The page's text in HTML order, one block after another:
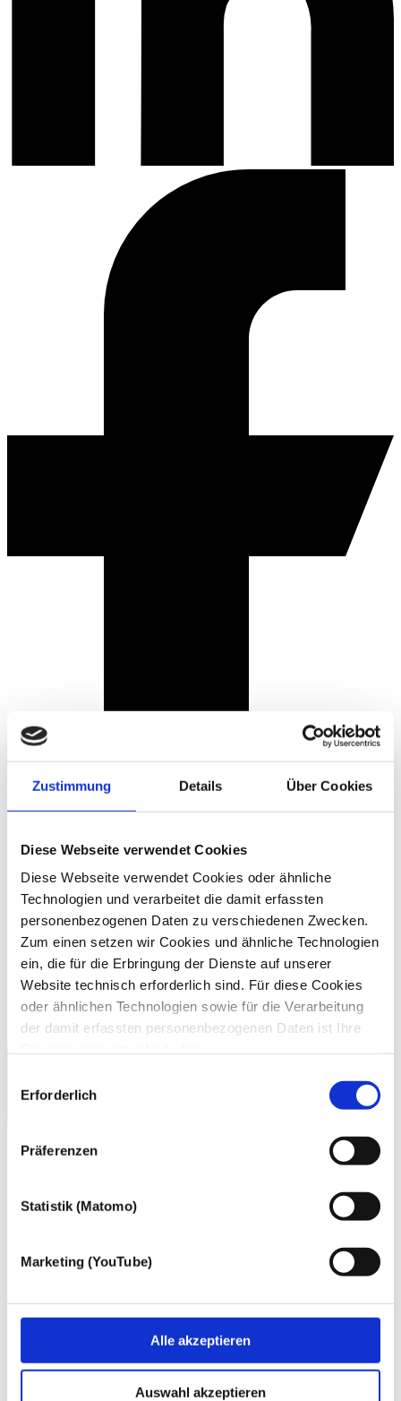
Zustimmung Details Über Cookies
Diese Webseite verwendet Cookies
Diese Webseite verwendet Cookies oder ähnliche
Technologien und verarbeitet die damit erfassten
personenbezogenen Daten zu verschiedenen Zwecken.
Zum einen setzen wir Cookies und ähnliche Technologien
ein, die für die Erbringung der Dienste auf unserer
Website technisch erforderlich sind. Für diese Cookies
oder ähnlichen Technologien sowie für die Verarbeitung
der damit erfassten personenbezogenen Daten ist Ihre
mit Ihrer ausdrücklichen Einwilligung einsetzen und die
Erforderlich
Präferenzen
Statistik (Matomo)
Marketing (YouTube)
Alle akzeptieren
Auswahl akzeptieren